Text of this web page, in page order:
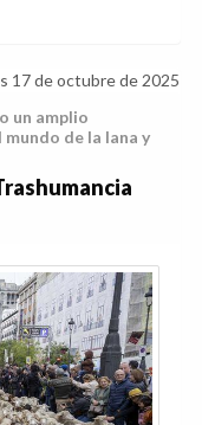
17 de octubre de 2025
un amplio
de la lana y